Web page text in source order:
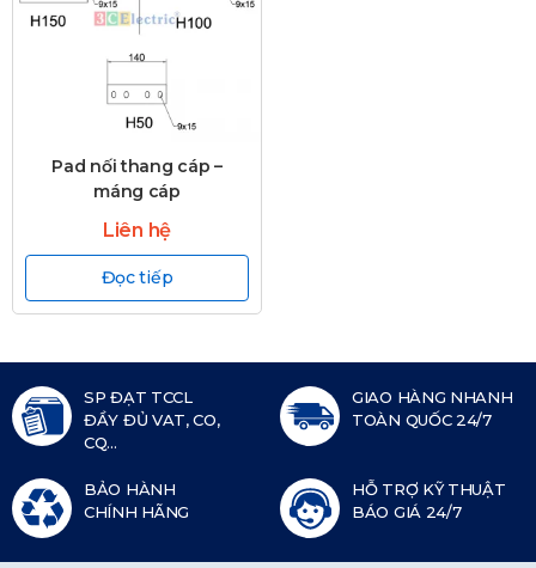
Pad nối thang cáp –
máng cáp
Liên hệ
Đọc tiếp
SP ĐẠT TCCL
ĐẦY ĐỦ VAT, CO,
CQ...
GIAO HÀNG NHANH
TOÀN QUỐC 24/7
BẢO HÀNH
CHÍNH HÃNG
HỖ TRỢ KỸ THUẬT
BÁO GIÁ 24/7